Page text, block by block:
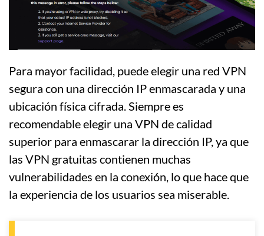
Para mayor facilidad, puede elegir una red VPN
segura con una dirección IP enmascarada y una
ubicación física cifrada. Siempre es
recomendable elegir una VPN de calidad
superior para enmascarar la dirección IP, ya que
las VPN gratuitas contienen muchas
vulnerabilidades en la conexión, lo que hace que
la experiencia de los usuarios sea miserable.